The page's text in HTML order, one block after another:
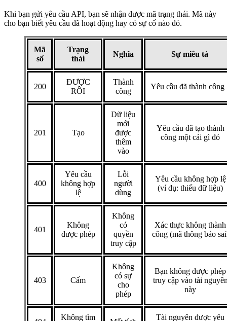
Khi bạn gửi yêu cầu API, bạn sẽ nhận được mã trạng thái. Mã này
cho bạn biết yêu cầu đã hoạt động hay có sự cố nào đó.
Mã
số
Trạng
thái
Nghĩa Sự miêu tả
200
ĐƯỢC
RỒI
Thành
công
Yêu cầu đã thành công
201 Tạo
Dữ liệu
mới
được
thêm
vào
Yêu cầu đã tạo thành
công một cái gì đó
400
Yêu cầu
không hợp
lệ
Lỗi
người
dùng
Yêu cầu không hợp lệ
(ví dụ: thiếu dữ liệu)
401
Không
được phép
Không
có
quyền
truy cập
Xác thực không thành
công (mã thông báo
403 Cấm
Không
có sự
cho
phép
Bạn không được phép
truy cập vào tài
này
Không tìm
Tài nguyên được yêu